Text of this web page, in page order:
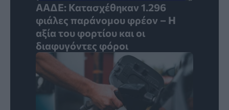
ΑΑΔΕ: Κατασχέθηκαν 1.296
φιάλες παράνομου φρέον – Η
αξία του φορτίου και οι
διαφυγόντες φόροι